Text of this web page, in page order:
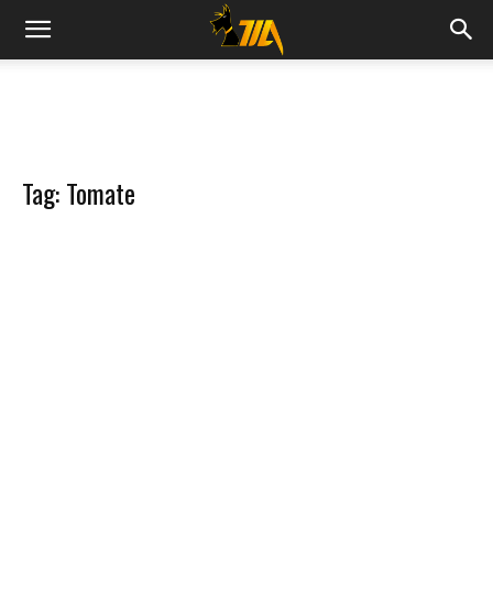
Cook
Tag: Tomate